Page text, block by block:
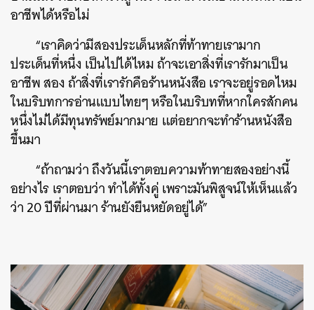
อาชีพได้หรือไม่
“เราคิดว่ามีสองประเด็นหลักที่ท้าทายเรามาก
ประเด็นที่หนึ่ง เป็นไปได้ไหม ถ้าจะเอาสิ่งที่เรารักมาเป็น
อาชีพ สอง ถ้าสิ่งที่เรารักคือร้านหนังสือ เราจะอยู่รอดไหม
ในบริบทการอ่านแบบไทยๆ หรือในบริบทที่หากใครสักคน
หนึ่งไม่ได้มีทุนทรัพย์มากมาย แต่อยากจะทำร้านหนังสือ
ขึ้นมา
“ถ้าถามว่า ถึงวันนี้เราตอบความท้าทายสองอย่างนี้
อย่างไร เราตอบว่า ทำได้ทั้งคู่ เพราะมันพิสูจน์ให้เห็นแล้ว
ว่า 20 ปีที่ผ่านมา ร้านยังยืนหยัดอยู่ได้”